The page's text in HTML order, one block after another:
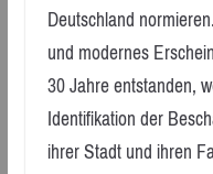
Deutschland
und modernes
30 Jahre entstanden,
Identifikation der
ihrer Stadt und ihren